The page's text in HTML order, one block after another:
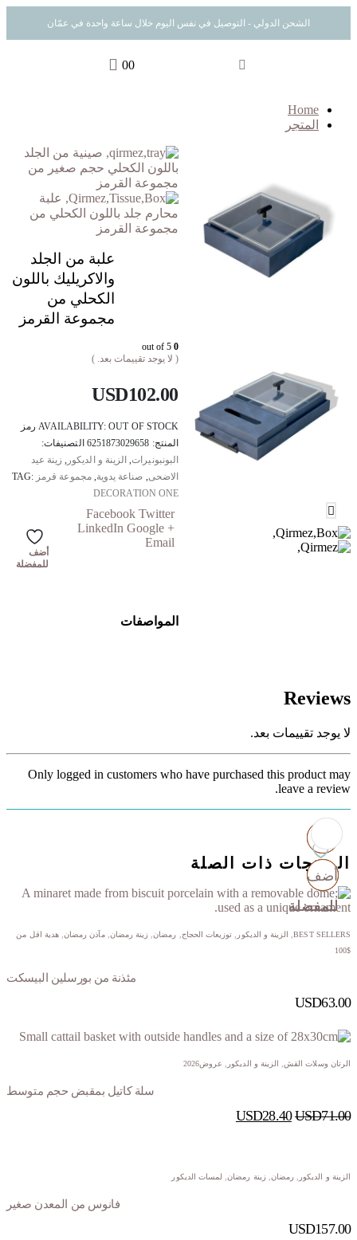
الشحن الدولي - التوصيل في نفس اليوم خلال ساعة واحدة في عمّان
00
Home
المتجر
صينية من الجلد
باللون الكحلي حجم صغير من
مجموعة القرمز
علبة
محارم جلد باللون الكحلي من
مجموعة القرمز
علبة من الجلد
والاكريليك باللون
الكحلي من
مجموعة القرمز
0
( لا يوجد تقييمات بعد. )
USD102.00
AVAILABILITY:OUT OF STOCK
رمز
المنتج: 6251873029658 التصنيفات:
البونبونيرات, الزينة و الديكور
زينة عيد
الاضحى صناعة يدوية ,مجموعة قرمز TAG:
DECORATION ONE
Facebook Twitter
LinkedIn Google +
Email
أضف
للمفضلة
المواصفات
Reviews
لا يوجد تقييمات بعد.
Only logged in customers who have purchased this product may
leave a review.
المنتجات ذات الصلة
أضف
للمفضلة
BEST SELLERS
, الزينة و الديكور توزيعات الحجاج رمضان, زينة رمضان ,مآذن رمضان,هدية اقل من
$100
مئذنة من بورسلين البيسكت
USD63.00
أضف
للمفضلة
الرتان وسلات القش الزينة و الديكور عروض2026
سلة كاتيل بمقبض حجم متوسط
USD71.00
USD28.40
أضف
للمفضلة
الزينة و الديكور رمضان ,زينة رمضان, لمسات الديكور
فانوس من المعدن صغير
USD157.00
أضف
للمفضلة